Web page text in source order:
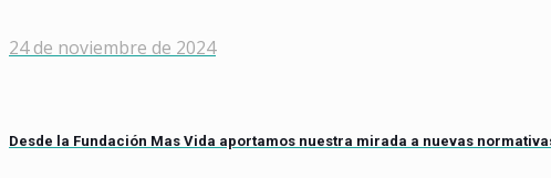
24 de noviembre de 2024
Desde la Fundación Mas Vida aportamos nuestra mirada a nuevas